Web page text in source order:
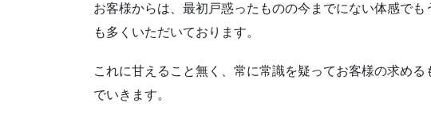
お客様からは、最初戸惑ったものの今までにない体感で
も多くいただいております。
これに甘えること無く、常に常識を疑ってお客様の求め
でいきます。